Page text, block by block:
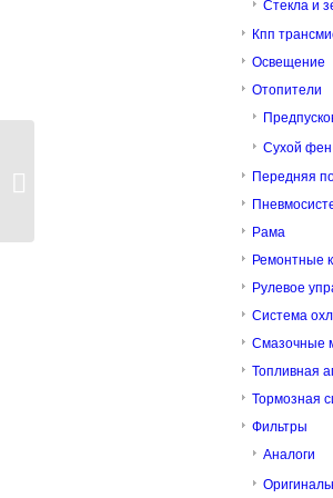
Стекла и
Кпп
Освещение
Отопители
Сухой фен
Передняя
Рама
Ремонтные
Рулевое
Система
Смазочные
Топливная
Тормозная
Фильтры
Аналоги
Кронштейн опоры кабины правый